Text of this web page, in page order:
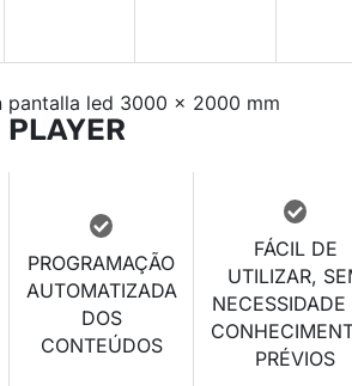
PLAYER
PROGRAMAÇÃO
AUTOMATIZADA
DOS
CONTEÚDOS
FÁCIL DE
UTILIZAR,
NECESSIDADE
PRÉVIOS